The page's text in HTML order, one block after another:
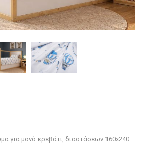
για μονό κρεβάτι, διαστάσεων 160x240